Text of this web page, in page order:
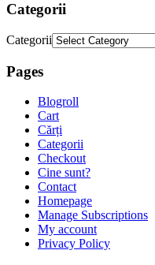
Categorii
Categorii
Pages
Blogroll
Cart
Cărți
Categorii
Checkout
Cine sunt?
Contact
Homepage
Manage Subscriptions
My account
Privacy Policy